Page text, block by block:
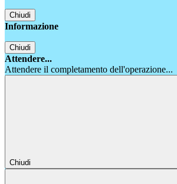
Chiudi
Informazione
Chiudi
Attendere...
Attendere il completamento dell'operazione...
Chiudi